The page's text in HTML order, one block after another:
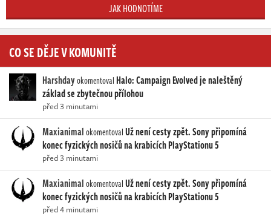
JAK HODNOTÍME
CO SE DĚJE V KOMUNITĚ
Harshdayokomentoval Halo: Campaign Evolved je naleštěný
základ se zbytečnou přílohou
před 3 minutami
MaxianimalokomentovalUž není cesty zpět. Sony připomíná
konec fyzických nosičů na krabicích PlayStationu 5
před 3 minutami
MaxianimalokomentovalUž není cesty zpět. Sony připomíná
konec fyzických nosičů na krabicích PlayStationu 5
před 4 minutami